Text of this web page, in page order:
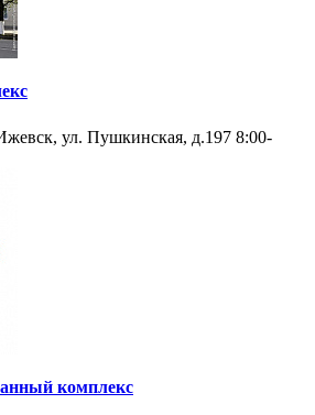
ул. Пушкинская, д.197 8:00-
комплекс